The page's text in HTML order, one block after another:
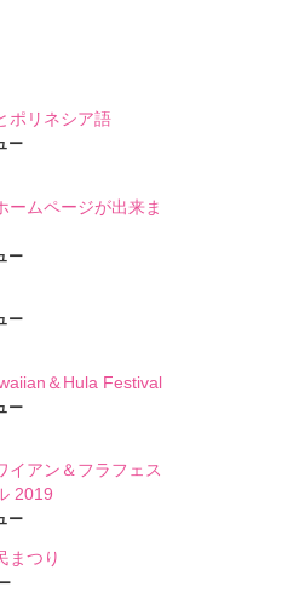
ポリネシア語
ー
ームページが出来ま
ー
ー
＆Hula Festival
ー
イアン＆フラフェス
2019
ー
まつり